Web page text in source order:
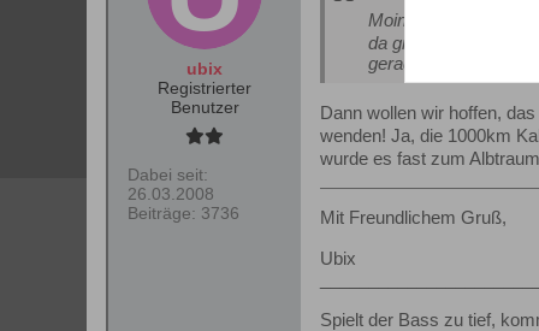
ubix
Registrierter
Benutzer
Dabei seit:
26.03.2008
Beiträge: 3736
Moin,
da gibt es tolle
gerade gelesen, dass
Dann wollen wir hoffen,
wenden! Ja, die 1000km
wurde es fast zum
Mit Freundlichem Gruß,
Ubix
Spielt der Bass zu tief,